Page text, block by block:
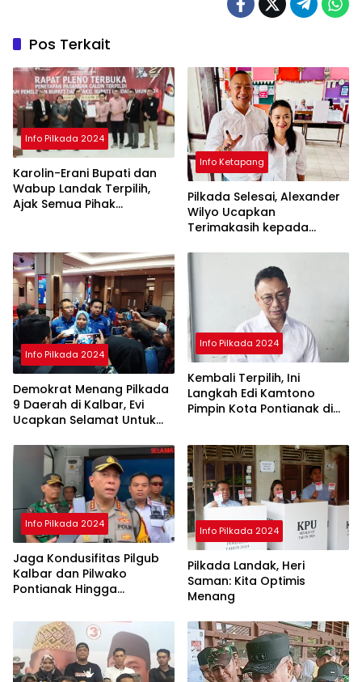
Pos Terkait
Info Pilkada 2024
Karolin-Erani Bupati dan
Wabup Landak Terpilih,
Ajak Semua Pihak
Info Ketapang
Pilkada Selesai, Alexander
Wilyo Ucapkan
Terimakasih kepada
Info Pilkada 2024
Demokrat Menang Pilkada
9 Daerah di Kalbar, Evi
Ucapkan Selamat Untuk
Info Pilkada 2024
Kembali Terpilih, Ini
Langkah Edi Kamtono
Pimpin Kota Pontianak di
Info Pilkada 2024
Jaga Kondusifitas Pilgub
Kalbar dan Pilwako
Pontianak Hingga
Selesai
Info Pilkada 2024
Pilkada Landak, Heri
Saman: Kita Optimis
Menang